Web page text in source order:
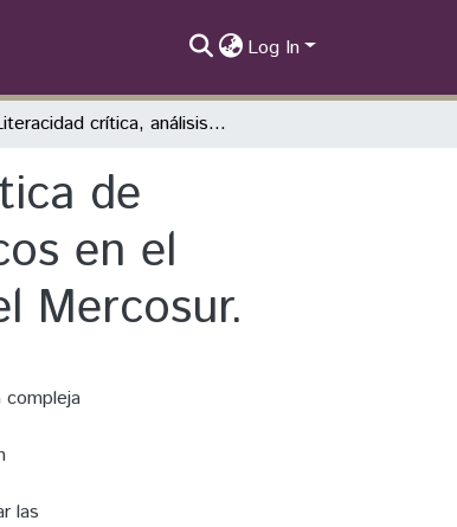
Log In
Literacidad crítica, análisis del discurso y Didáctica de Lenguas para la creación de materiales didácticos en el contexto de la integración latinoamericana y del Mercosur.
de
en el
Mercosur.
las